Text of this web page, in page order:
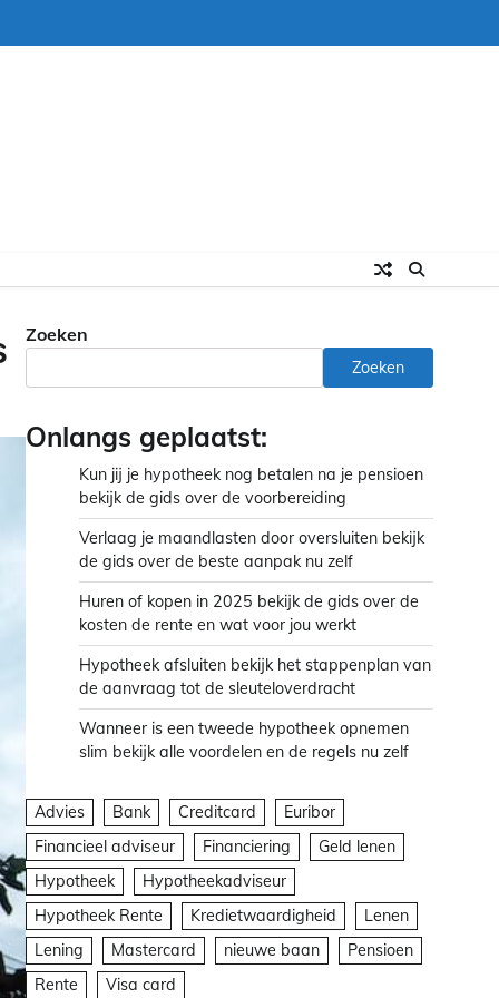
Zoeken
Zoeken
Onlangs geplaatst:
Kun jij je hypotheek nog betalen na je pensioen
bekijk de gids over de voorbereiding
Verlaag je maandlasten door oversluiten bekijk
de gids over de beste aanpak nu zelf
Huren of kopen in 2025 bekijk de gids over de
kosten de rente en wat voor jou werkt
Hypotheek afsluiten bekijk het stappenplan van
de aanvraag tot de sleuteloverdracht
Wanneer is een tweede hypotheek opnemen
slim bekijk alle voordelen en de regels nu zelf
Advies Bank Creditcard
Euribor
Financieel adviseur
Financiering
Geld lenen
Hypotheek
Hypotheekadviseur
Hypotheek Rente
Kredietwaardigheid
Lenen
Lening
Mastercard nieuwe baan
Pensioen
Rente
Visa card